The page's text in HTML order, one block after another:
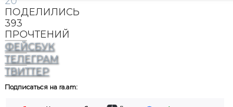
ПОДЕЛИЛИСЬ
393
ПРОЧТЕНИЙ
ФЕЙСБУК
ТЕЛЕГРАМ
ТВИТТЕР
Подписаться на ra.am: